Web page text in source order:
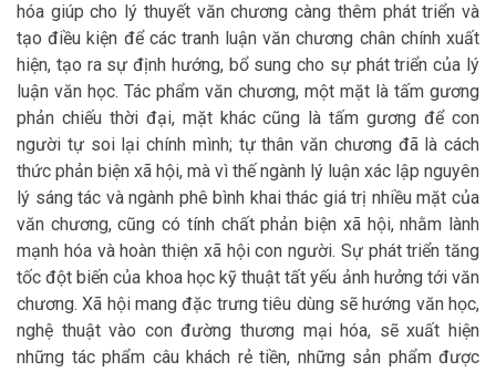
hóa giúp cho lý thuyết văn chương càng thêm phát triển và
tạo điều kiện để các tranh luận văn chương chân chính xuất
hiện, tạo ra sự định hướng, bổ sung cho sự phát triển của lý
luận văn học. Tác phẩm văn chương, một mặt là tấm gương
phản chiếu thời đại, mặt khác cũng là tấm gương để con
người tự soi lại chính mình; tự thân văn chương đã là cách
thức phản biện xã hội, mà vì thế ngành lý luận xác lập nguyên
lý sáng tác và ngành phê bình khai thác giá trị nhiều mặt của
văn chương, cũng có tính chất phản biện xã hội, nhằm lành
mạnh hóa và hoàn thiện xã hội con người. Sự phát triển tăng
tốc đột biến của khoa học kỹ thuật tất yếu ảnh hưởng tới văn
chương. Xã hội mang đặc trưng tiêu dùng sẽ hướng văn học,
nghệ thuật vào con đường thương mại hóa, sẽ xuất hiện
những tác phẩm câu khách rẻ tiền, những sản phẩm được